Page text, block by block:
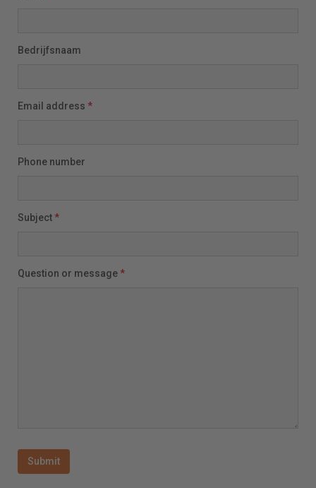
Bedrijfsnaam
Email address *
Phone number
Subject *
Question or message *